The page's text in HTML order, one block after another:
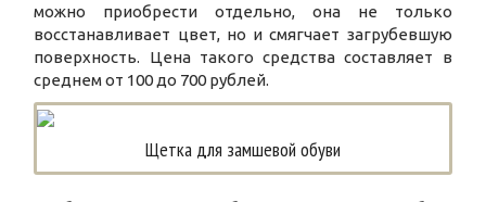
можно приобрести отдельно, она не только
восстанавливает цвет, но и смягчает загрубевшую
поверхность. Цена такого средства составляет в
среднем от 100 до 700 рублей.
Щетка для замшевой обуви